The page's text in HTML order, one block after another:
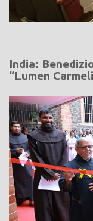
India:
“Lumen